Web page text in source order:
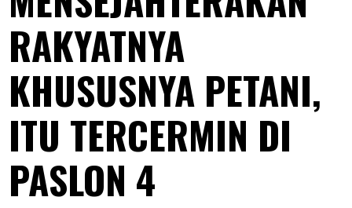
RAKYATNYA
KHUSUSNYA PETANI,
ITU TERCERMIN DI
PASLON 4